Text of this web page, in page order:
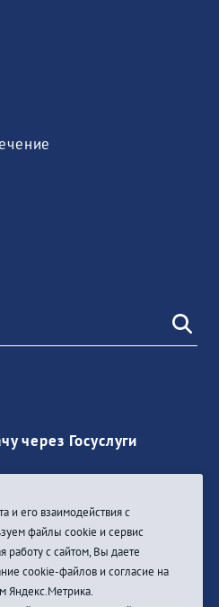
через Госуслуги
и его взаимодействия с
файлы cookie и сервис
с сайтом, Вы даете
cookie-файлов и согласие на
Яндекс.Метрика.